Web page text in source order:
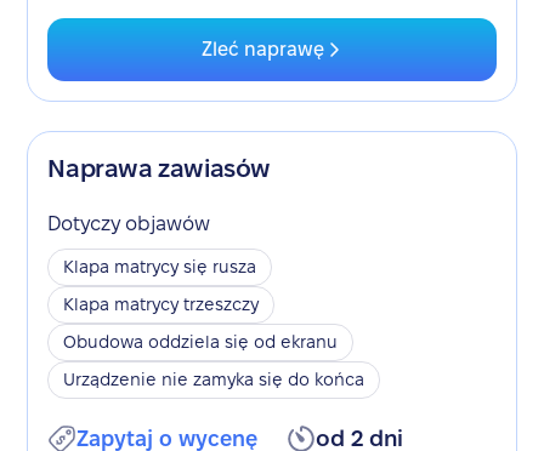
Zleć naprawę
Naprawa zawiasów
Dotyczy objawów
Klapa matrycy się rusza
Klapa matrycy trzeszczy
Obudowa oddziela się od ekranu
Urządzenie nie zamyka się do końca
Zapytaj o wycenę od 2 dni